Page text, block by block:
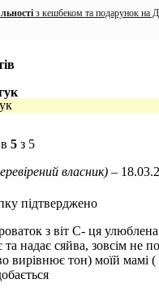
всіх типів шкіри, особливо
та гіперпігментації. При
у складі компонентів, які
активним компонентом є
з кешбеком та подарунок на
5 з 5
власник) –
підтверджено
з віт С- ця
та надає сяйва, зовсім не
вирівнює тон) моїй мамі (